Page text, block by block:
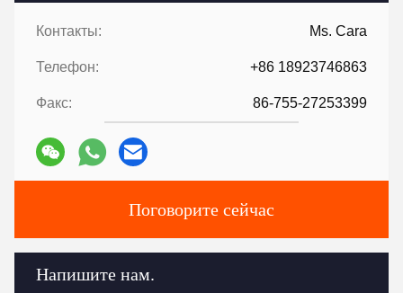
Контакты: Ms. Cara
Телефон: +86 18923746863
Факс: 86-755-27253399
Поговорите сейчас
Напишите нам.